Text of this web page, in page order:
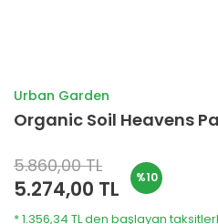
Urban Garden
Organic Soil Heavens
5.860,00 TL
5.274,00 TL %10
* 1.356,34 TL den başlayan